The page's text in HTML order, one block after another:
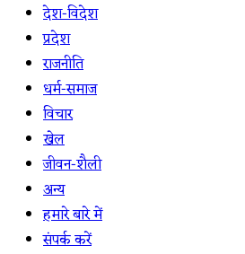
देश-विदेश
प्रदेश
राजनीति
धर्म-समाज
विचार
खेल
जीवन-शैली
अन्य
हमारे बारे में
संपर्क करें